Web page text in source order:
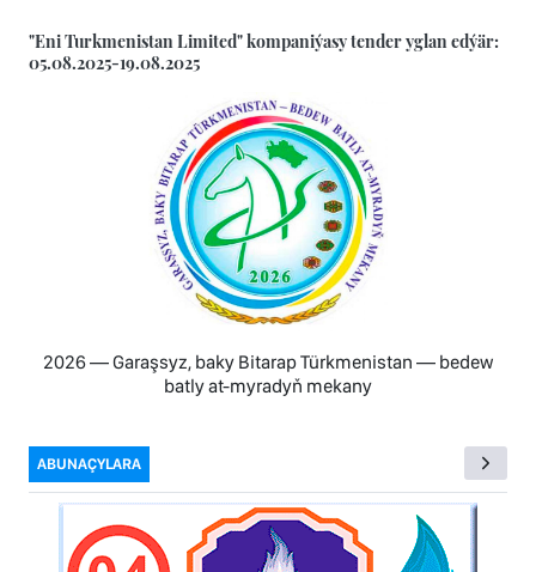
"Eni Turkmenistan Limited" kompaniýasy tender yglan edýär:
05.08.2025-19.08.2025
2026 — Garaşsyz, baky Bitarap Türkmenistan — bedew
batly at-myradyň mekany
ABUNAÇYLARA